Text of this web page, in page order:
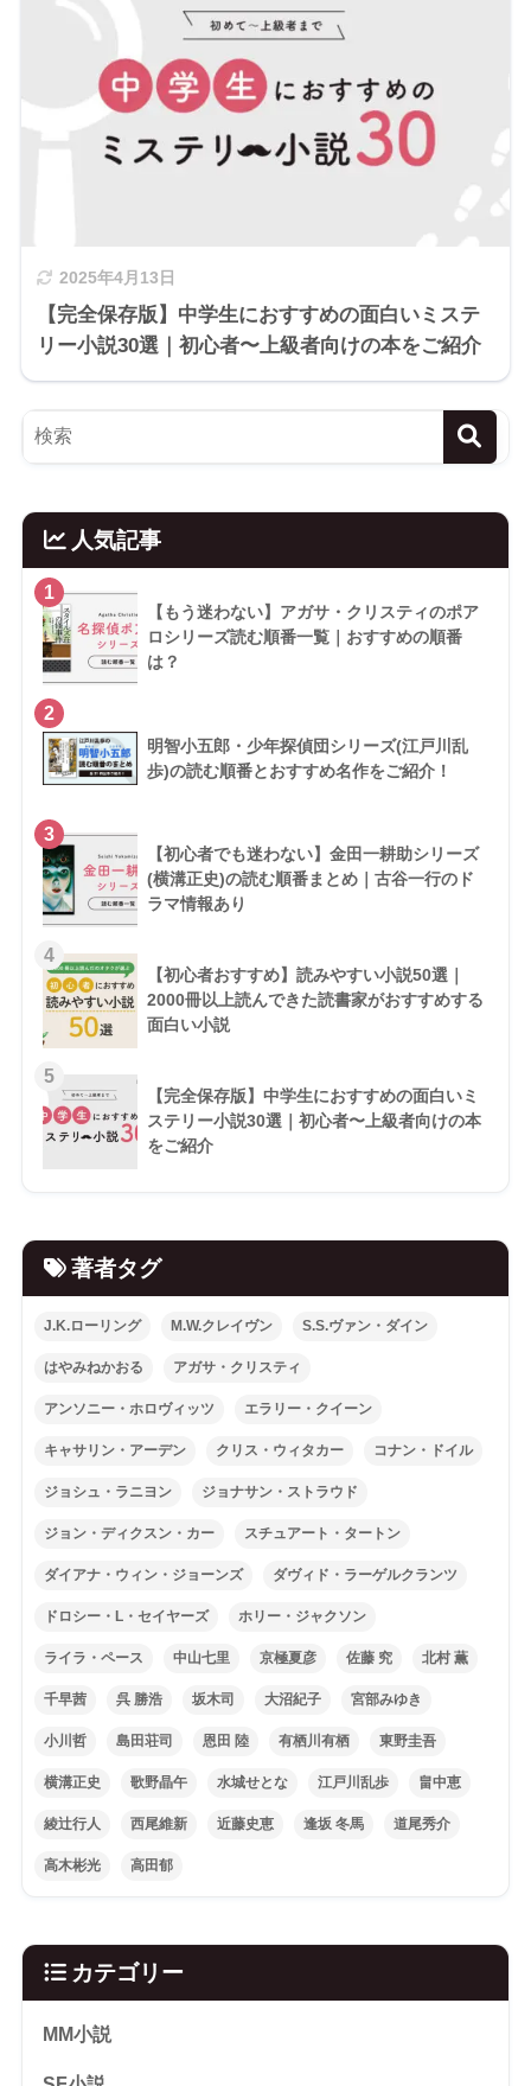
2025年4月13日
【完全保存版】中学生におすすめの面白いミステ
リー小説30選｜初心者〜上級者向けの本をご紹介
人気記事
1
【もう迷わない】アガサ・クリスティのポア
ロシリーズ読む順番一覧｜おすすめの順番
は？
2
明智小五郎・少年探偵団シリーズ(江戸川乱
歩)の読む順番とおすすめ名作をご紹介！
3
【初心者でも迷わない】金田一耕助シリーズ
(横溝正史)の読む順番まとめ｜古谷一行のド
ラマ情報あり
4
【初心者おすすめ】読みやすい小説50選｜
2000冊以上読んできた読書家がおすすめする
面白い小説
5
【完全保存版】中学生におすすめの面白いミ
ステリー小説30選｜初心者〜上級者向けの本
をご紹介
著者タグ
J.K.ローリング M.W.クレイヴン S.S.ヴァン・ダイン
はやみねかおる アガサ・クリスティ
アンソニー・ホロヴィッツ エラリー・クイーン
キャサリン・アーデン クリス・ウィタカー コナン・ドイル
ジョシュ・ラニヨン ジョナサン・ストラウド
ジョン・ディクスン・カー スチュアート・タートン
ダイアナ・ウィン・ジョーンズ ダヴィド・ラーゲルクランツ
ドロシー・L・セイヤーズ ホリー・ジャクソン
ライラ・ペース 中山七里 京極夏彦 佐藤 究 北村 薫
千早茜 呉 勝浩 坂木司 大沼紀子 宮部みゆき
小川哲 島田荘司 恩田 陸 有栖川有栖 東野圭吾
横溝正史 歌野晶午 水城せとな 江戸川乱歩 畠中恵
綾辻行人 西尾維新 近藤史恵 逢坂 冬馬 道尾秀介
高木彬光 高田郁
カテゴリー
MM小説